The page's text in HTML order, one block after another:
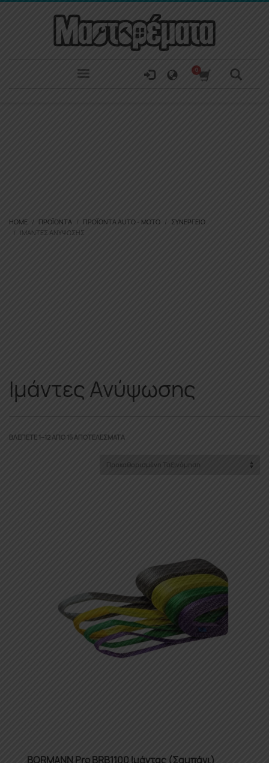
HOME ΠΡΟΪΌΝΤΑ ΠΡΟΪΌΝΤΑ ΑUTO - MOTO
ΣΥΝΕΡΓΕΊΟ
ΙΜΆΝΤΕΣ ΑΝΎΨΩΣΗΣ
Ιμάντες Ανύψωσης
ΒΛΈΠΕΤΕ 1–12 ΑΠΌ 15 ΑΠΟΤΕΛΈΣΜΑΤΑ
BORMANN Pro BRB1100 Ιμάντας (Σαμπάνι)